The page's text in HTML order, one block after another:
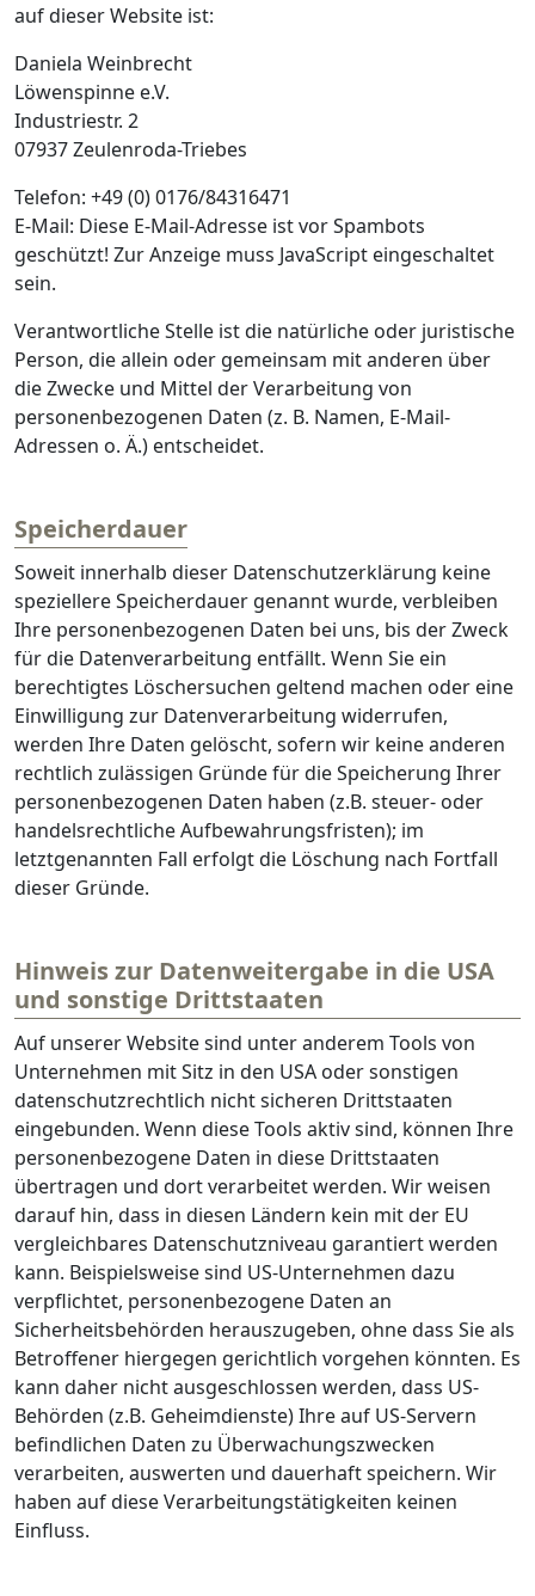
auf dieser Website ist:
Daniela Weinbrecht
Löwenspinne e.V.
Industriestr. 2
07937 Zeulenroda-Triebes
Telefon: +49 (0) 0176/84316471
E-Mail: Diese E-Mail-Adresse ist vor Spambots
geschützt! Zur Anzeige muss JavaScript eingeschaltet
sein.
Verantwortliche Stelle ist die natürliche oder juristische
Person, die allein oder gemeinsam mit anderen über
die Zwecke und Mittel der Verarbeitung von
personenbezogenen Daten (z. B. Namen, E-Mail-
Adressen o. Ä.) entscheidet.
Speicherdauer
Soweit innerhalb dieser Datenschutzerklärung keine
speziellere Speicherdauer genannt wurde, verbleiben
Ihre personenbezogenen Daten bei uns, bis der Zweck
für die Datenverarbeitung entfällt. Wenn Sie ein
berechtigtes Löschersuchen geltend machen oder eine
Einwilligung zur Datenverarbeitung widerrufen,
werden Ihre Daten gelöscht, sofern wir keine anderen
rechtlich zulässigen Gründe für die Speicherung Ihrer
personenbezogenen Daten haben (z.B. steuer- oder
handelsrechtliche Aufbewahrungsfristen); im
letztgenannten Fall erfolgt die Löschung nach Fortfall
dieser Gründe.
Hinweis zur Datenweitergabe in die USA
und sonstige Drittstaaten
Auf unserer Website sind unter anderem Tools von
Unternehmen mit Sitz in den USA oder sonstigen
datenschutzrechtlich nicht sicheren Drittstaaten
eingebunden. Wenn diese Tools aktiv sind, können Ihre
personenbezogene Daten in diese Drittstaaten
übertragen und dort verarbeitet werden. Wir weisen
darauf hin, dass in diesen Ländern kein mit der EU
vergleichbares Datenschutzniveau garantiert werden
kann. Beispielsweise sind US-Unternehmen dazu
verpflichtet, personenbezogene Daten an
Sicherheitsbehörden herauszugeben, ohne dass Sie als
Betroffener hiergegen gerichtlich vorgehen könnten. Es
kann daher nicht ausgeschlossen werden, dass US-
Behörden (z.B. Geheimdienste) Ihre auf US-Servern
befindlichen Daten zu Überwachungszwecken
verarbeiten, auswerten und dauerhaft speichern. Wir
haben auf diese Verarbeitungstätigkeiten keinen
Einfluss.